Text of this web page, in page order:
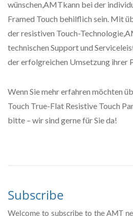
wünschen,AMTkann bei der
Framed Touch behilflich sein. Mit
der resistiven Touch-
technischen Support und
der erfolgreichen Umsetzung ihrer
Wenn Sie mehr erfahren möchten
Touch True-Flat Resistive Touch
bitte – wir sind gerne für Sie da!